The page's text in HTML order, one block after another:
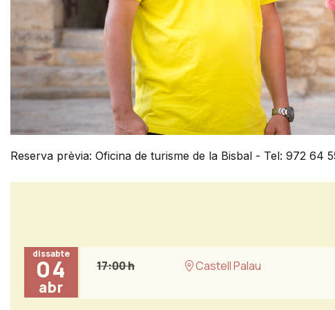
Reserva prèvia: Oficina de turisme de la Bisbal - Tel: 972 64
dissabte
04
abr
17:00 h Castell Palau